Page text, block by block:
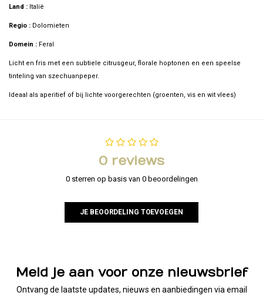
Land : Italië
Regio : Dolomieten
Domein : Feral
Licht en fris met een subtiele citrusgeur, florale hoptonen en een speelse
tinteling van szechuanpeper.
Ideaal als aperitief of bij lichte voorgerechten (groenten, vis en wit vlees)
0 reviews
0 sterren op basis van 0 beoordelingen
JE BEOORDELING TOEVOEGEN
Meld je aan voor onze nieuwsbrief
Ontvang de laatste updates, nieuws en aanbiedingen via email